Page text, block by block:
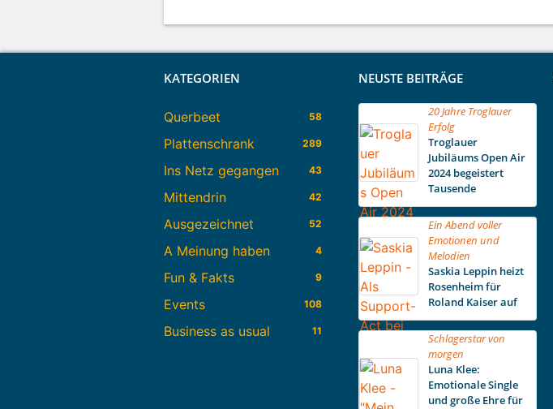
KATEGORIEN
Querbeet 58
Plattenschrank 289
Ins Netz gegangen 43
Mittendrin 42
Ausgezeichnet 52
A Meinung haben 4
Fun & Fakts 9
Events 108
Business as usual 11
NEUSTE BEITRÄGE
20 Jahre Troglauer
Erfolg
Troglauer
Jubiläums Open Air
2024 begeistert
Tausende
Ein Abend voller
Emotionen und
Melodien
Saskia Leppin heizt
Rosenheim für
Roland Kaiser auf
Schlagerstar von
morgen
Luna Klee:
Emotionale Single
und große Ehre für